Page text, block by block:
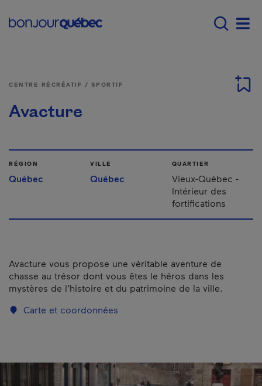
Main navigation -
CENTRE RÉCRÉATIF / SPORTIF
Avacture
RÉGION
Québec
VILLE
Québec
QUARTIER
Vieux-Québec -
Intérieur des
fortifications
Avacture vous propose une véritable aventure de
chasse au trésor dont vous êtes le héros dans les
mystères de l’histoire et du patrimoine de la ville.
Carte et coordonnées